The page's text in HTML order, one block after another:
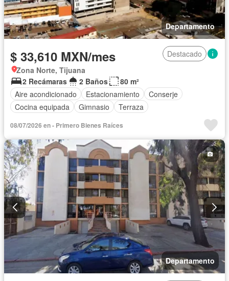
Departamento
$ 33,610 MXN/mes
Destacado
Zona Norte, Tijuana
2 Recámaras
2 Baños
80 m²
Aire acondicionado
Estacionamiento
Conserje
Cocina equipada
Gimnasio Terraza
08/07/2026 en - Primero Bienes Raíces
Departamento